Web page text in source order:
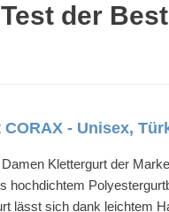
der
CORAX - Unisex,
Klettergurt der
hochdichtem
lässt sich dank leichtem